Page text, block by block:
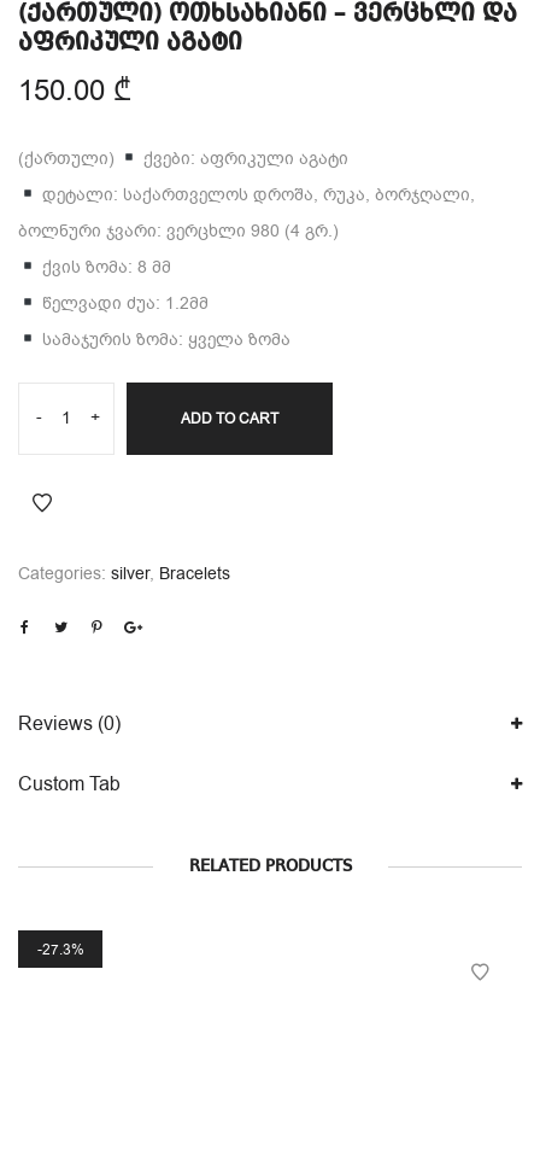
(ქართული) ოთხსახიანი – ვერცხლი და
აფრიკული აგატი
150.00 ₾
(ქართული)
ქვები: აფრიკული აგატი
დეტალი: საქართველოს დროშა, რუკა, ბორჯღალი,
ბოლნური ჯვარი: ვერცხლი 980 (4 გრ.)
ქვის ზომა: 8 მმ
წელვადი ძუა: 1.2მმ
სამაჯურის ზომა: ყველა ზომა
- + ADD TO CART
Categories: silver, Bracelets
Reviews (0)
Custom Tab
RELATED PRODUCTS
27.3%